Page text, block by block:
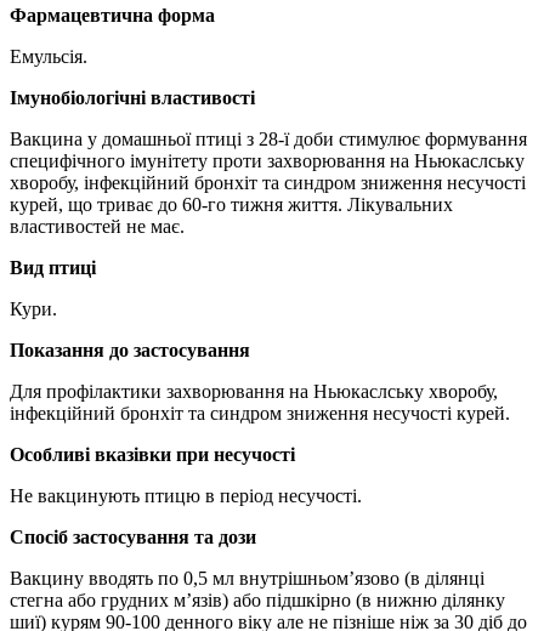
Фармацевтична форма
Емульсія.
Імунобіологічні властивості
Вакцина у домашньої птиці з 28-ї доби стимулює формування
специфічного імунітету проти захворювання на Ньюкаслську
хворобу, інфекційний бронхіт та синдром зниження несучості
курей, що триває до 60-го тижня життя. Лікувальних
властивостей не має.
Вид птиці
Кури.
Показання до застосування
Для профілактики захворювання на Ньюкаслську хворобу,
інфекційний бронхіт та синдром зниження несучості курей.
Особливі вказівки при несучості
Не вакцинують птицю в період несучості.
Спосіб застосування та дози
Вакцину вводять по 0,5 мл внутрішньом’язово (в ділянці
стегна або грудних м’язів) або підшкірно (в нижню ділянку
шиї) курям 90-100 денного віку але не пізніше ніж за 30 діб до